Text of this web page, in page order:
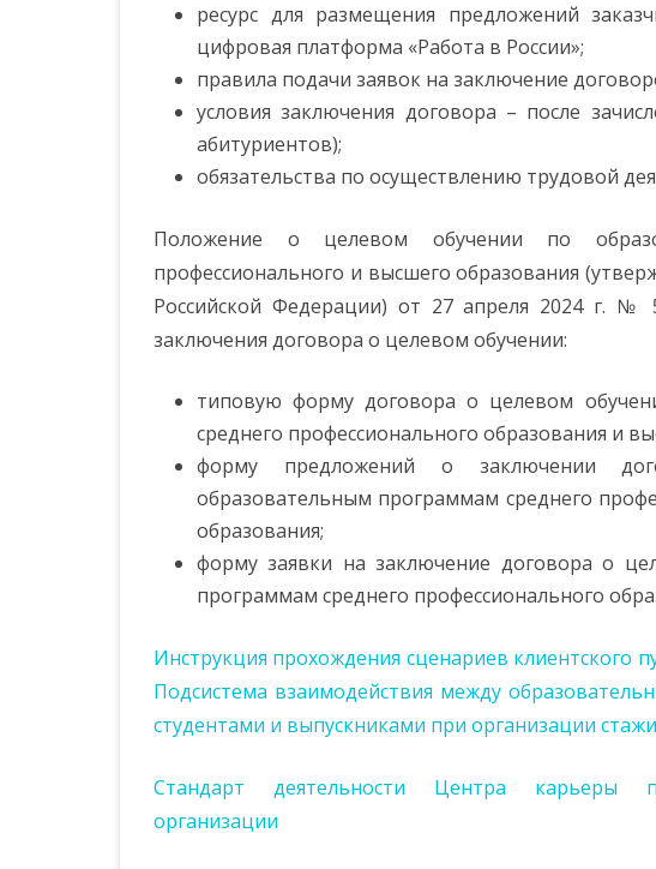
ОБЕСПЕЧЕНИЕ И
ОСНАЩЁННОСТЬ
ПЛАТНЫЕ ОБРАЗОВАТЕЛЬНЫЕ
УСЛУГИ
ХОЗЯЙСТВЕННАЯ
ДЕЯТЕЛЬНОСТЬ
ВАКАНТНЫЕ МЕСТА ДЛЯ
ДОСТУПНАЯ СРЕДА
МЕЖДУНАРОДНОЕ
СТИПЕНДИИ И ИНЫЕ ВИДЫ
МАТЕРИАЛЬНОЙ ПОДДЕРЖКИ
ОРГАНИЗАЦИИ
ИСТОРИЯ КУЙБЫШЕВСКОГО
КОЛЛЕДЖА
ресурс для размещения предложений
цифровая платформа «Работа в России»;
правила подачи заявок на заключение
условия заключения договора – после
абитуриентов);
обязательства по осуществлению трудовой
Положение о целевом обучении по
профессионального и высшего образования
Российской Федерации) от 27 апреля 2024 г. №
заключения договора о целевом обучении:
типовую форму договора о целевом
среднего профессионального образования и
форму предложений о заключении
образовательным программам среднего
образования;
форму заявки на заключение договора о
программам среднего профессионального
Инструкция прохождения сценариев клиентского
Подсистема взаимодействия между
студентами и выпускниками при организации
Стандарт деятельности Центра карьеры
организации